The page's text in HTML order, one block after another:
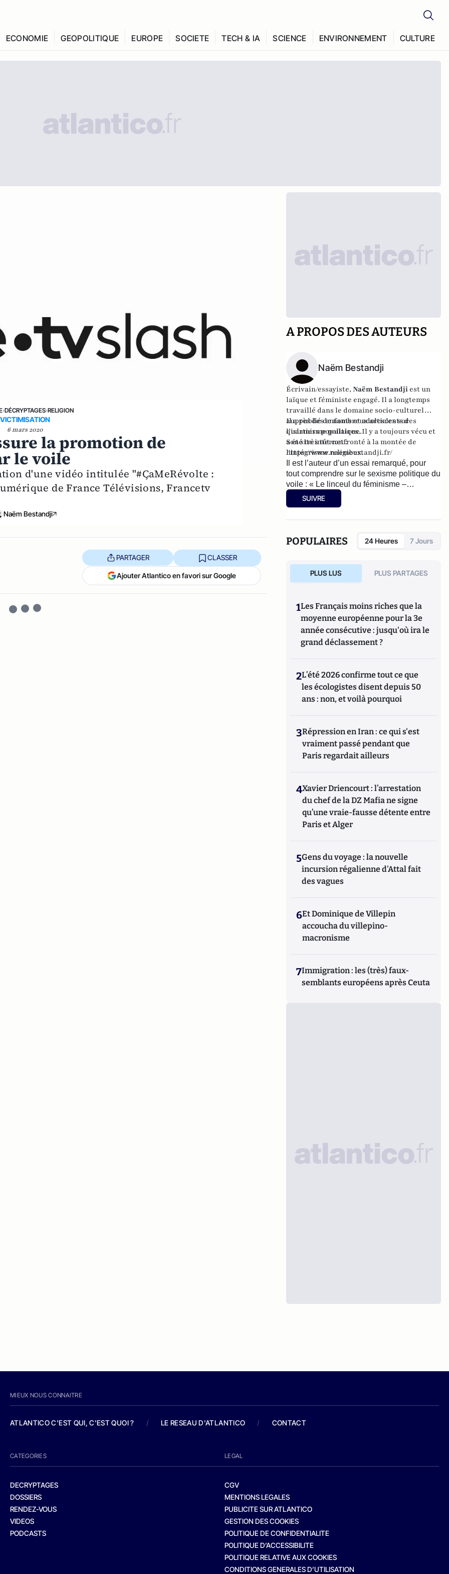
ECONOMIE GEOPOLITIQUE EUROPE SOCIETE TECH & IA SCIENCE ENVIRONNEMENT CULTURE
›DÉCRYPTAGES›RELIGION
VICTIMISATION
6 mars 2020
la promotion de
le voile
d'une vidéo intitulée "#ÇaMeRévolte :
de France Télévisions, Francetv
Naëm Bestandji
PARTAGER CLASSER
Ajouter Atlantico en favori sur Google
A PROPOS DES AUTEURS
Naëm Bestandji
Écrivain/essayiste,Naëm Bestandji est un
laïque et féministe engagé. Il a longtemps
travaillé dans le domaine socio-culturel
auprès des enfants et adolescents des
quartiers populaires. Il y a toujours vécu et
a été très tôt confronté à la montée de
l'intégrisme religieux.
Il a publié de nombreux articles sur
l’islamisme politique.
Son site internet :
https://www.naembestandji.fr/
Il est l’auteur d’un essai remarqué, pour
tout comprendre sur le sexisme politique du
voile : « Le linceul du féminisme –
Caresser l’islamisme dans le sens du voile
» (éditions Séramis, novembre 2021).
SUIVRE
POPULAIRES 24 Heures 7 Jours
PLUS LUS PLUS PARTAGES
1Les Français moins riches que la
moyenne européenne pour la 3e
année consécutive : jusqu'où ira le
grand déclassement ?
2L’été 2026 confirme tout ce que
les écologistes disent depuis 50
ans : non, et voilà pourquoi
3Répression en Iran : ce qui s'est
vraiment passé pendant que
Paris regardait ailleurs
4Xavier Driencourt : l’arrestation
du chef de la DZ Mafia ne signe
qu’une vraie-fausse détente entre
Paris et Alger
5Gens du voyage : la nouvelle
incursion régalienne d'Attal fait
des vagues
6Et Dominique de Villepin
accoucha du villepino-
macronisme
7Immigration : les (très) faux-
semblants européens après Ceuta
MIEUX NOUS CONNAITRE
ATLANTICO C'EST QUI, C'EST QUOI ? / LE RESEAU D'ATLANTICO / CONTACT
CATEGORIES
DECRYPTAGES
DOSSIERS
RENDEZ-VOUS
VIDEOS
PODCASTS
LEGAL
CGV
MENTIONS LEGALES
PUBLICITE SUR ATLANTICO
GESTION DES COOKIES
POLITIQUE DE CONFIDENTIALITE
POLITIQUE D’ACCESSIBILITE
POLITIQUE RELATIVE AUX COOKIES
CONDITIONS GENERALES D’UTILISATION